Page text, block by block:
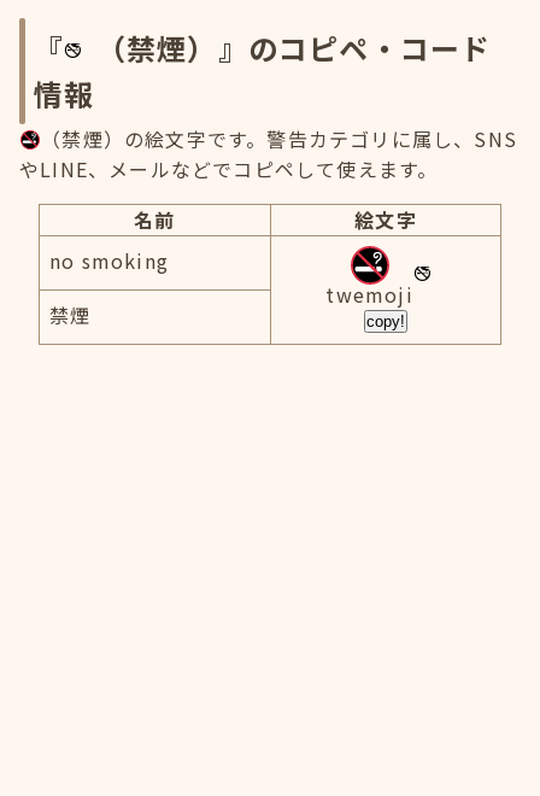
『
（禁煙）』のコピペ・コード
情報
（禁煙）の絵文字です。警告カテゴリに属し、SNS
やLINE、メールなどでコピペして使えます。
名前
絵文字
no smoking
twemoji
copy!
禁煙